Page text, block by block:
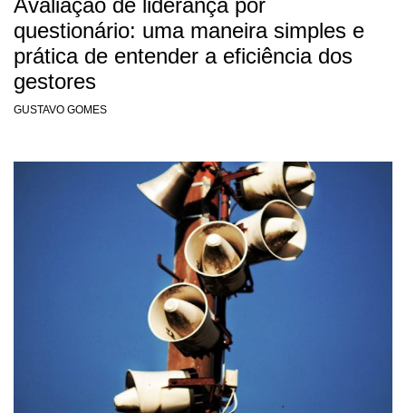
questionário: uma maneira simples e
prática de entender a eficiência dos
gestores
GUSTAVO GOMES